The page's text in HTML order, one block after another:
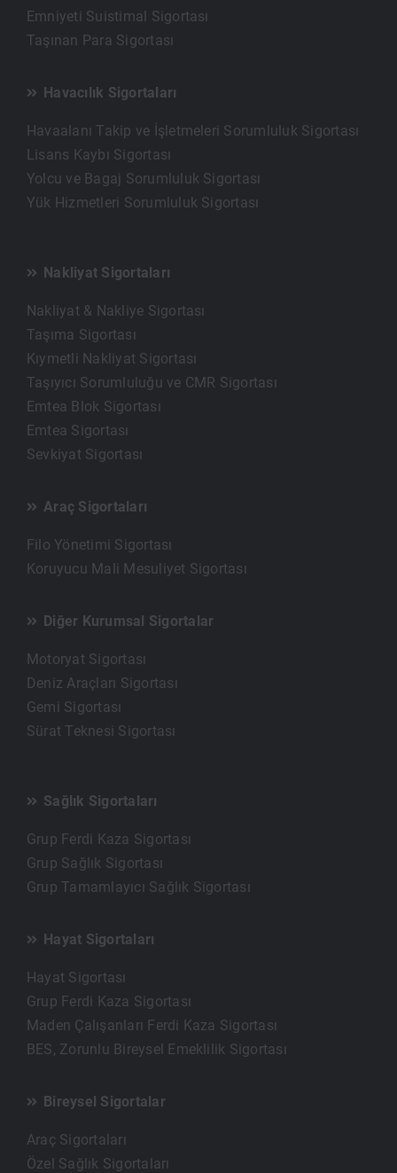
Emniyeti Suistimal Sigortası
Taşınan Para Sigortası
Havacılık Sigortaları
Havaalanı Takip ve İşletmeleri Sorumluluk Sigortası
Lisans Kaybı Sigortası
Yolcu ve Bagaj Sorumluluk Sigortası
Yük Hizmetleri Sorumluluk Sigortası
Nakliyat Sigortaları
Nakliyat & Nakliye Sigortası
Taşıma Sigortası
Kıymetli Nakliyat Sigortası
Taşıyıcı Sorumluluğu ve CMR Sigortası
Emtea Blok Sigortası
Emtea Sigortası
Sevkiyat Sigortası
Araç Sigortaları
Filo Yönetimi Sigortası
Koruyucu Mali Mesuliyet Sigortası
Diğer Kurumsal Sigortalar
Motoryat Sigortası
Deniz Araçları Sigortası
Gemi Sigortası
Sürat Teknesi Sigortası
Sağlık Sigortaları
Grup Ferdi Kaza Sigortası
Grup Sağlık Sigortası
Grup Tamamlayıcı Sağlık Sigortası
Hayat Sigortaları
Hayat Sigortası
Grup Ferdi Kaza Sigortası
Maden Çalışanları Ferdi Kaza Sigortası
BES, Zorunlu Bireysel Emeklilik Sigortası
Bireysel Sigortalar
Araç Sigortaları
Özel Sağlık Sigortaları